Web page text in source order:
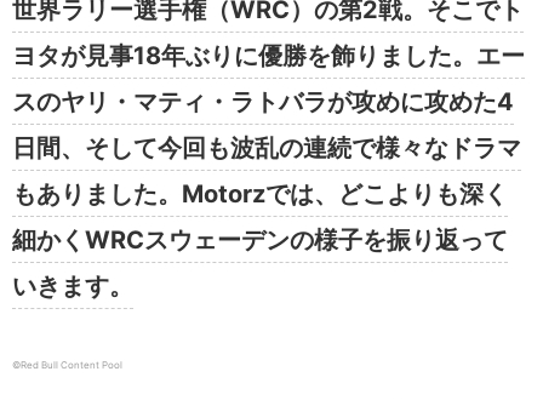
世界ラリー選手権（WRC）の第2戦。そこでト
ヨタが見事18年ぶりに優勝を飾りました。エー
スのヤリ・マティ・ラトバラが攻めに攻めた4
日間、そして今回も波乱の連続で様々なドラマ
もありました。Motorzでは、どこよりも深く
細かくWRCスウェーデンの様子を振り返って
いきます。
©︎Red Bull Content Pool